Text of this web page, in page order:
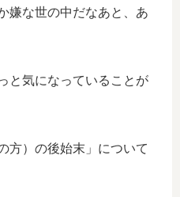
嫌な世の中だなあと、あ
と気になっていることが
方）の後始末」について